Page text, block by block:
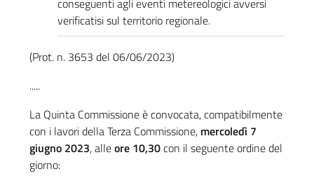
conseguenti agli eventi metereologici avversi
verificatisi sul territorio regionale.
(Prot. n. 3653 del 06/06/2023)
.....
La Quinta Commissione è convocata, compatibilmente
con i lavori della Terza Commissione, mercoledì 7
giugno 2023, alleore 10,30con il seguente ordine del
giorno: